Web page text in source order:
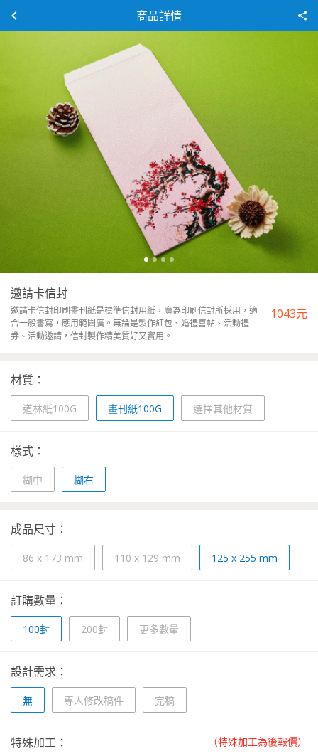
商品詳情
邀請卡信封
邀請卡信封印刷畫刊紙是標準信封用紙，廣為印刷信封所採用，適
合一般書寫，應用範圍廣。無論是製作紅包、婚禮喜帖、活動禮
券、活動邀請，信封製作精美質好又實用。
1043元
材質：
道林紙100G 畫刊紙100G 選擇其他材質
樣式：
糊中 糊右
成品尺寸：
86 x 173 mm 110 x 129 mm 125 x 255 mm
訂購數量：
100封 200封 更多數量
設計需求：
無 專人修改稿件 完稿
特殊加工： （特殊加工為後報價）